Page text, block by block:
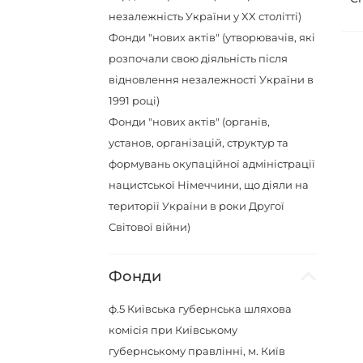
незалежність України у XX столітті)
Фонди "нових актів" (утворювачів, які
розпочали свою діяльність після
відновлення незалежності України в
1991 році)
Фонди "нових актів" (органів,
установ, організацій, структур та
формувань окупаційної адміністрації
нацистської Німеччини, що діяли на
території України в роки Другої
Світової війни)
Фонди
ф.5 Київська губернська шляхова
комісія при Київському
губернському правлінні, м. Київ